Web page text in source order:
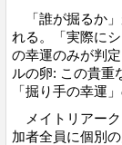
「誰が掘るか
れる。「実際に
の幸運のみが判
ルの卵: この貴重
「掘り手の幸運
メイトリアー
加者全員に個別